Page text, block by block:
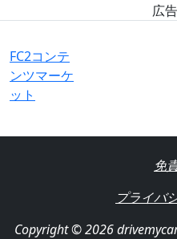
広
FC2コンテ
ンツマーケ
ット
免
プライバ
Copyright © 2026